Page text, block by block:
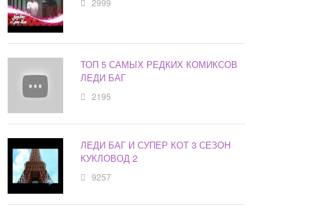
2999
ТОП 5 САМЫХ РЕДКИХ КОМИКСОВ
ЛЕДИ БАГ
2195
ЛЕДИ БАГ И СУПЕР КОТ 3 СЕЗОН
КУКЛОВОД 2
9257